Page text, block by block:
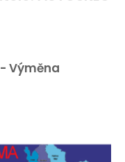
- Výměna